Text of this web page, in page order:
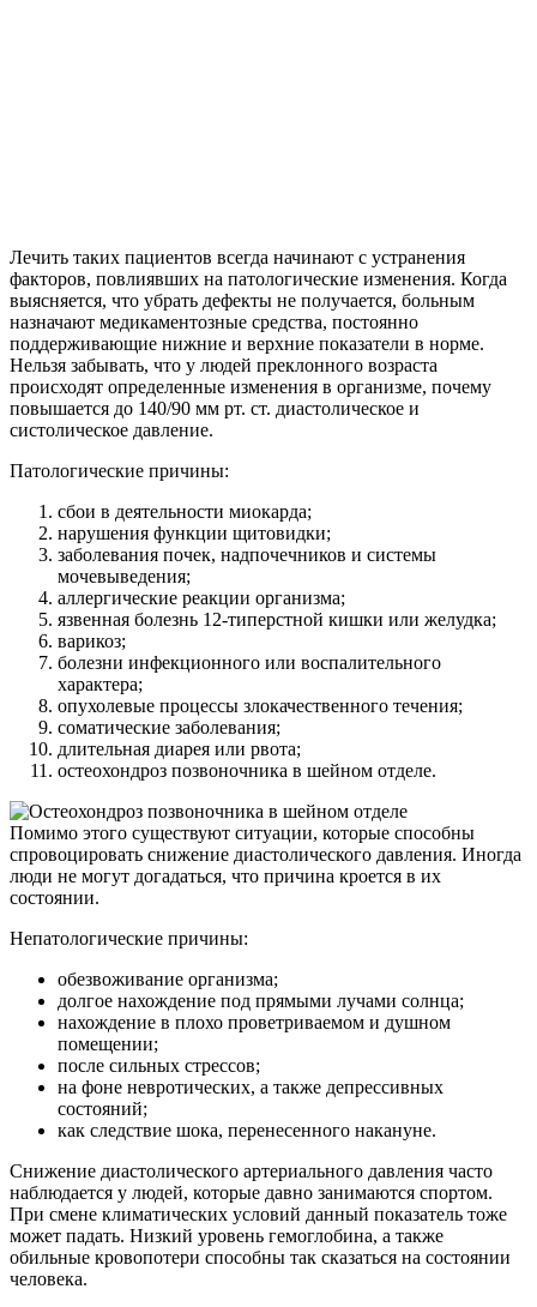
Лечить таких пациентов всегда начинают с устранения
факторов, повлиявших на патологические изменения. Когда
выясняется, что убрать дефекты не получается, больным
назначают медикаментозные средства, постоянно
поддерживающие нижние и верхние показатели в норме.
Нельзя забывать, что у людей преклонного возраста
происходят определенные изменения в организме, почему
повышается до 140/90 мм рт. ст. диастолическое и
систолическое давление.
Патологические причины:
сбои в деятельности миокарда;
нарушения функции щитовидки;
заболевания почек, надпочечников и системы
мочевыведения;
аллергические реакции организма;
язвенная болезнь 12-типерстной кишки или желудка;
варикоз;
болезни инфекционного или воспалительного
характера;
опухолевые процессы злокачественного течения;
соматические заболевания;
длительная диарея или рвота;
остеохондроз позвоночника в шейном отделе.
Помимо этого существуют ситуации, которые способны
спровоцировать снижение диастолического давления. Иногда
люди не могут догадаться, что причина кроется в их
состоянии.
Непатологические причины:
обезвоживание организма;
долгое нахождение под прямыми лучами солнца;
нахождение в плохо проветриваемом и душном
помещении;
после сильных стрессов;
на фоне невротических, а также депрессивных
состояний;
как следствие шока, перенесенного накануне.
Снижение диастолического артериального давления часто
наблюдается у людей, которые давно занимаются спортом.
При смене климатических условий данный показатель тоже
может падать. Низкий уровень гемоглобина, а также
обильные кровопотери способны так сказаться на состоянии
человека.